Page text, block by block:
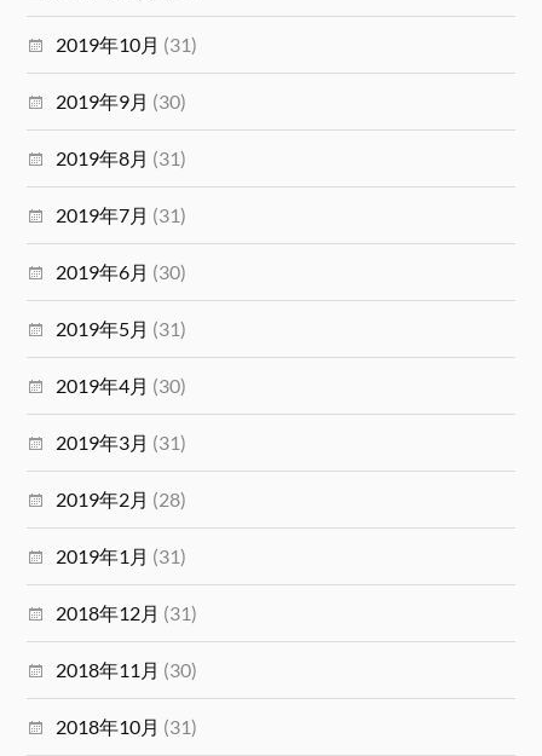
2019年10月 (31)
2019年9月 (30)
2019年8月 (31)
2019年7月 (31)
2019年6月 (30)
2019年5月 (31)
2019年4月 (30)
2019年3月 (31)
2019年2月 (28)
2019年1月 (31)
2018年12月 (31)
2018年11月 (30)
2018年10月 (31)